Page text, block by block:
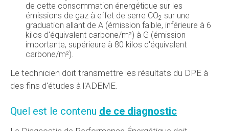
de cette consommation énergétique sur les
émissions de gaz à effet de serre CO2 sur une
graduation allant de A (émission faible, inférieure à 6
kilos d'équivalent carbone/m²) à G (émission
importante, supérieure à 80 kilos d'équivalent
carbone/m²).
Le technicien doit transmettre les résultats du DPE à
des fins d'études à l'ADEME.
Quel est le contenu de ce diagnostic